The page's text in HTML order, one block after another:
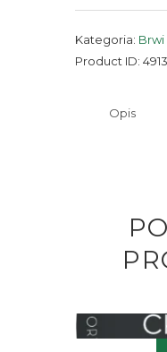
Kategoria: Brwi
Product ID: 4913
Opis